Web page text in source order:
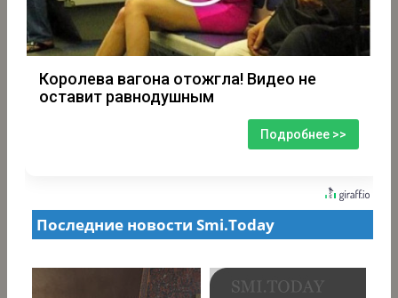
Королева вагона отожгла! Видео не
оставит равнодушным
Подробнее >>